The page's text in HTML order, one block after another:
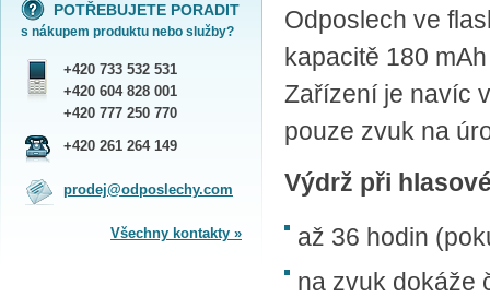
Praha - DNES
ČR - ZÍTRA DO 17 HODIN
Dále zasíláme zboží Obchodním
balíkem České pošty nebo přepravní
službou PPL.
SHOWROOM PRAHA
Náš sortiment si můžete
prohlédnout, vyzkoušet a zakoupit
Jsme zkušení odborníci a rádi vám s
POTŘEBUJETE PORADIT
s nákupem produktu nebo služby?
+420 733 532 531
+420 604 828 001
+420 777 250 770
+420 261 264 149
prodej@odposlechy.com
Všechny kontakty »
Odposlech ve
kapacitě 180
Zařízení je navíc
pouze zvuk na
Výdrž při
až 36 hodin
na zvuk dokáže